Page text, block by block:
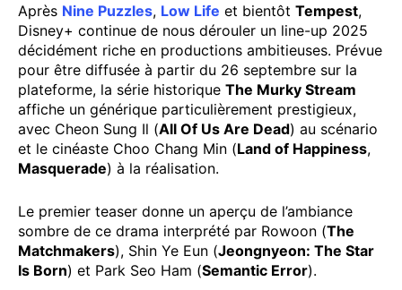
Après Nine Puzzles, Low Life et bientôt Tempest,
Disney+ continue de nous dérouler un line-up 2025
décidément riche en productions ambitieuses. Prévue
pour être diffusée à partir du 26 septembre sur la
plateforme, la série historique The Murky Stream
affiche un générique particulièrement prestigieux,
avec Cheon Sung Il (All Of Us Are Dead) au scénario
et le cinéaste Choo Chang Min (Land of Happiness,
Masquerade) à la réalisation.
Le premier teaser donne un aperçu de l’ambiance
sombre de ce drama interprété par Rowoon (The
Matchmakers), Shin Ye Eun (Jeongnyeon: The Star
Is Born) et Park Seo Ham (Semantic Error).